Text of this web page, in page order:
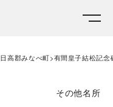
日高郡みなべ町 有間皇子結松記念
その他名所